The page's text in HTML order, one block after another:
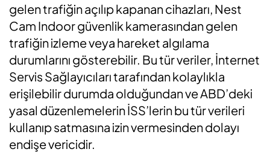
gelen trafiğin açılıp kapanan cihazları, Nest
Cam Indoor güvenlik kamerasından gelen
trafiğin izleme veya hareket algılama
durumlarını gösterebilir. Bu tür veriler, İnternet
Servis Sağlayıcıları tarafından kolaylıkla
erişilebilir durumda olduğundan ve ABD’deki
yasal düzenlemelerin İSS’lerin bu tür verileri
kullanıp satmasına izin vermesinden dolayı
endişe vericidir.